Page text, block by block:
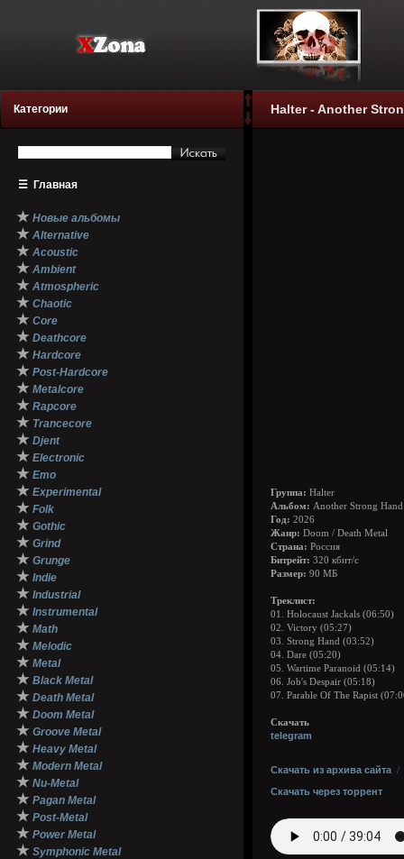
Категории
☰ Главная
★ Новые альбомы
★ Alternative
★ Acoustic
★ Ambient
★ Atmospheric
★ Chaotic
★ Core
★ Deathcore
★ Hardcore
★ Post-Hardcore
★ Metalcore
★ Rapcore
★ Trancecore
★ Djent
★ Electronic
★ Emo
★ Experimental
★ Folk
★ Gothic
★ Grind
★ Grunge
★ Indie
★ Industrial
★ Instrumental
★ Math
★ Melodic
★ Metal
★ Black Metal
★ Death Metal
★ Doom Metal
★ Groove Metal
★ Heavy Metal
★ Modern Metal
★ Nu-Metal
★ Pagan Metal
★ Post-Metal
★ Power Metal
★ Symphonic Metal
Halter - Another
Группа: Halter
Альбом: Another Strong
Год: 2026
Жанр: Doom / Death Metal
Страна: Россия
Битрейт: 320 кбит/с
Размер: 90 МБ
Треклист:
01. Holocaust Jackals (06:50)
02. Victory (05:27)
03. Strong Hand (03:52)
04. Dare (05:20)
05. Wartime Paranoid (05:14)
06. Job's Despair (05:18)
07. Parable Of The Rapist
Скачать
telegram
Скачать из архива сайта /
Скачать через торрент